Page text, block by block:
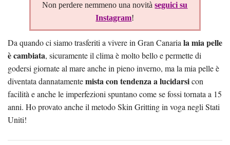
Non perdere nemmeno una novitàseguici su
Instagram!
Da quando ci siamo trasferiti a vivere in Gran Canaria la mia pelle
è cambiata, sicuramente il clima è molto bello e permette di
godersi giornate al mare anche in pieno inverno, ma la mia pelle è
diventata dannatamentemista con tendenza a lucidarsicon
facilità e anche le imperfezioni spuntano come se fossi tornata a 15
anni. Ho provato anche il metodo Skin Gritting in voga negli Stati
Uniti!